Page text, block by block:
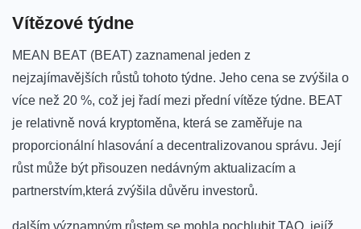
Vítězové týdne
MEAN ⁢BEAT (BEAT) zaznamenal jeden z
nejzajímavějších⁢ růstů tohoto ‌týdne. Jeho cena se zvýšila o
více​ než 20 %, což jej řadí mezi přední vítěze týdne. BEAT
je relativně nová kryptoměna, která⁣ se zaměřuje na
proporcionální ‍hlasování a decentralizovanou správu. Její
růst může být přisouzen nedávným aktualizacím a​
partnerstvím,která zvýšila důvěru investorů.
dalším⁢ významným růstem se ​mohla pochlubit TAO, jejíž